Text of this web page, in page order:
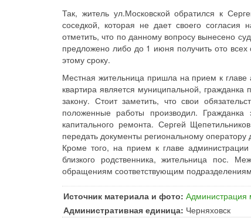
Так, житель ул.Московской обратился к
соседкой, которая не дает своего согласия
отметить, что по данному вопросу вынесено
предложено либо до 1 июня получить ото всех
этому сроку.
Местная жительница пришла на прием к главе
квартира является муниципальной,
закону. Стоит заметить, что свои
положенные работы производил.
капитального ремонта. Сергей
передать документы региональному
Кроме того, на прием к главе
близкого родственника, жительница пос.
обращениям соответствующим
Источник материала и фото: Администрация
Административная единица: Черняховск